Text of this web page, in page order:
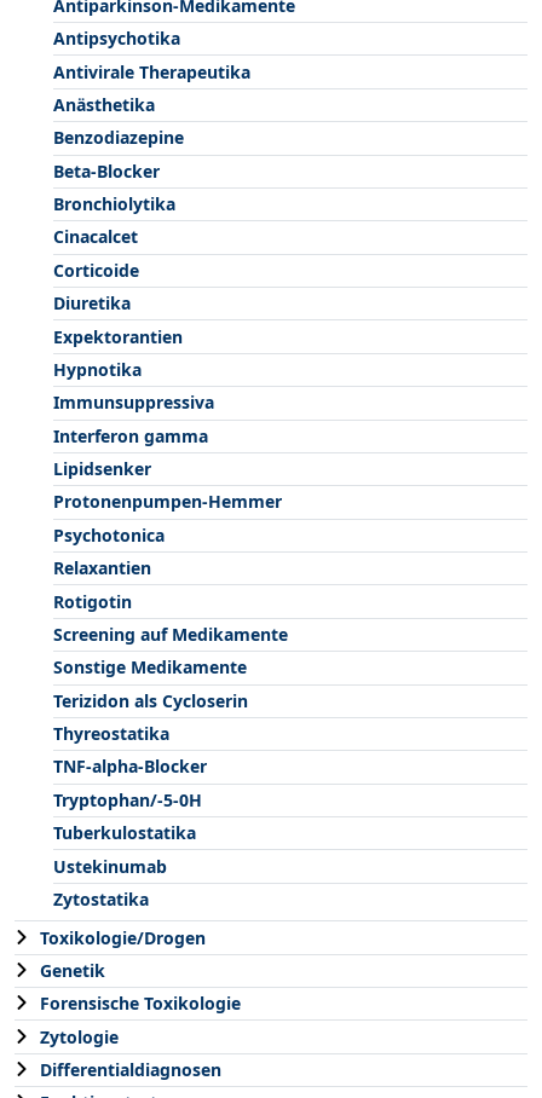
Antiparkinson-Medikamente
Antipsychotika
Antivirale Therapeutika
Anästhetika
Benzodiazepine
Beta-Blocker
Bronchiolytika
Cinacalcet
Corticoide
Diuretika
Expektorantien
Hypnotika
Immunsuppressiva
Interferon gamma
Lipidsenker
Protonenpumpen-Hemmer
Psychotonica
Relaxantien
Rotigotin
Screening auf Medikamente
Sonstige Medikamente
Terizidon als Cycloserin
Thyreostatika
TNF-alpha-Blocker
Tryptophan/-5-0H
Tuberkulostatika
Ustekinumab
Zytostatika
Toxikologie/Drogen
Genetik
Forensische Toxikologie
Zytologie
Differentialdiagnosen